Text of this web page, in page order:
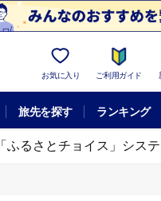
お気に入り ご利用ガイド
旅先を探す ランキング
「ふるさとチョイス」シス